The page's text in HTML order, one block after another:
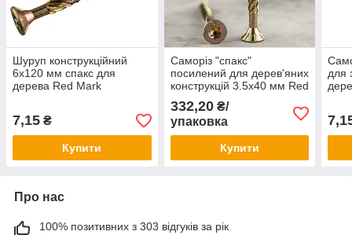
Шуруп конструкційний
6х120 мм спакс для
дерева Red Mark
7,15 ₴
Купити
Саморіз "спакс"
посилений для дерев'яних
конструкцій 3.5х40 мм Red
Mark 500 шт.
332,20₴/
упаковка
Купити
для
Про нас
100% позитивних з 303 відгуків за рік